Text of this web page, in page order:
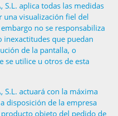
S.L. aplica todas las medidas
una visualización fiel del
no se responsabiliza
que puedan
de la pantalla, o
se utilice u otros de esta
S.L. actuará con la máxima
disposición de la empresa
objeto del pedido de